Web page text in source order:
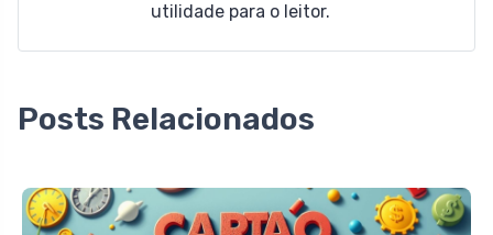
utilidade para o leitor.
Posts Relacionados